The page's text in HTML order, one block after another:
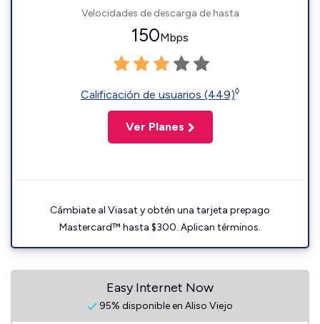
Velocidades de descarga de hasta
150Mbps
Calificación de usuarios (449)◊
Ver Planes
Cámbiate al Viasat y obtén una tarjeta prepago
Mastercard™ hasta $300. Aplican términos.
Easy Internet Now
95% disponible en Aliso Viejo